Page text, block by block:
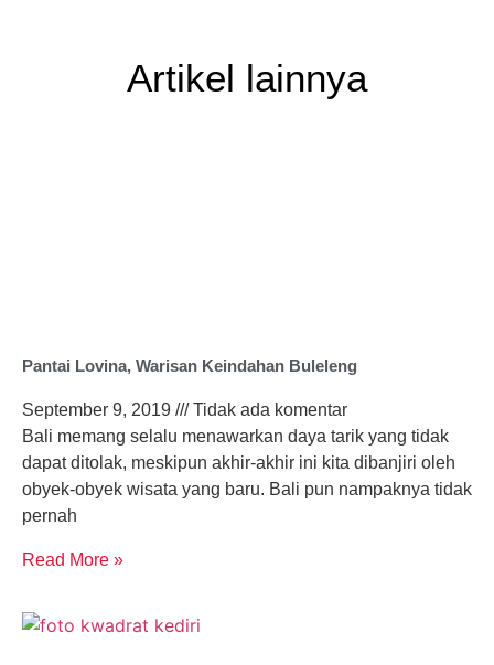
Artikel lainnya
Pantai Lovina, Warisan Keindahan Buleleng
September 9, 2019
Tidak ada komentar
Bali memang selalu menawarkan daya tarik yang tidak
dapat ditolak, meskipun akhir-akhir ini kita dibanjiri oleh
obyek-obyek wisata yang baru. Bali pun nampaknya tidak
pernah
Read More »